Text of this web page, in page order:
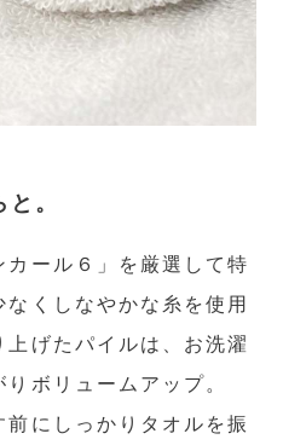
。
ール６」を厳選して特
くしなやかな糸を使用
げたパイルは、お洗濯
ボリュームアップ。
にしっかりタオルを振